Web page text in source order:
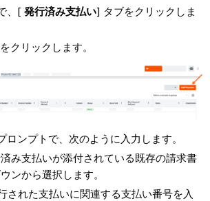
、[ 発行済み支払い] タブをクリックしま
クリックします。
ロンプトで、次のように入力します。
み支払いが添付されている既存の請求書
ンから選択します。
された支払いに関連する支払い番号を入